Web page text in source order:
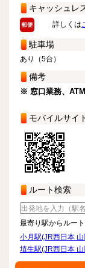
キャッシュレ
詳しくは
駐車場
あり（5台）
備考
※ 窓口業務、
モバイルサイ
ルート検索
最寄り駅からルー
小月駅(JR西日本
埴生駅(JR西日本